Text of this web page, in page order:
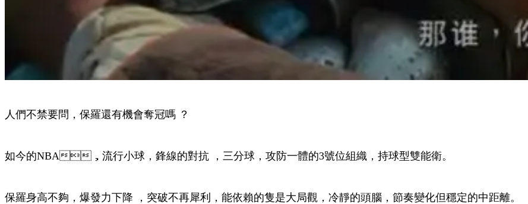
人們不禁要問，保羅還有機會奪冠嗎 ？
如今的NBA，流行小球 ，鋒線的對抗 ，三分球，攻防一體的3號位組織，持球型雙能衛 。
保羅身高不夠 ，爆發力下降 ，突破不再犀利，能依賴的隻是大局觀，冷靜的頭腦 ，節奏變化但穩定的中距離。